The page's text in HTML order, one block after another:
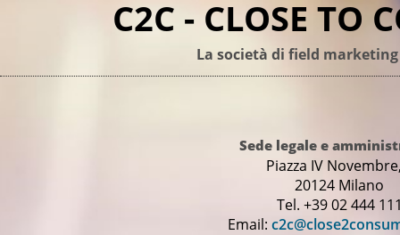
C2C - CLOSE TO
La società di field
Sede legale e
Piazza IV
20124 Milano
Tel. +39 02 444
Email: